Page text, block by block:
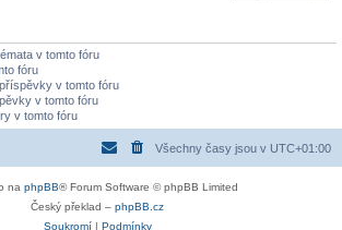
v tomto fóru
fóru
v tomto fóru
v tomto fóru
v tomto fóru
Všechny časy jsou v UTC+01:00
na phpBB® Forum Software © phpBB Limited
Český překlad – phpBB.cz
Soukromí
Podmínky